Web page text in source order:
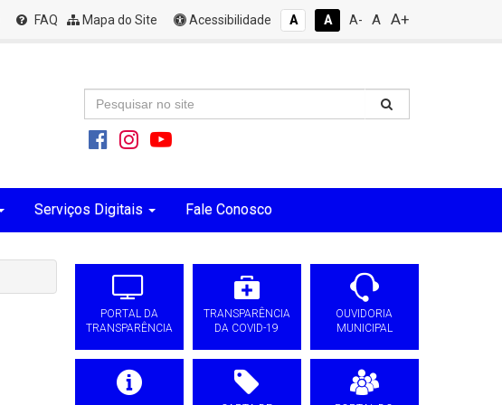
FAQ Mapa do Site Acessibilidade A A A- A A+
Serviços Digitais Fale Conosco
PORTAL DA
TRANSPARÊNCIA
TRANSPARÊNCIA
DA COVID-19
OUVIDORIA
MUNICIPAL